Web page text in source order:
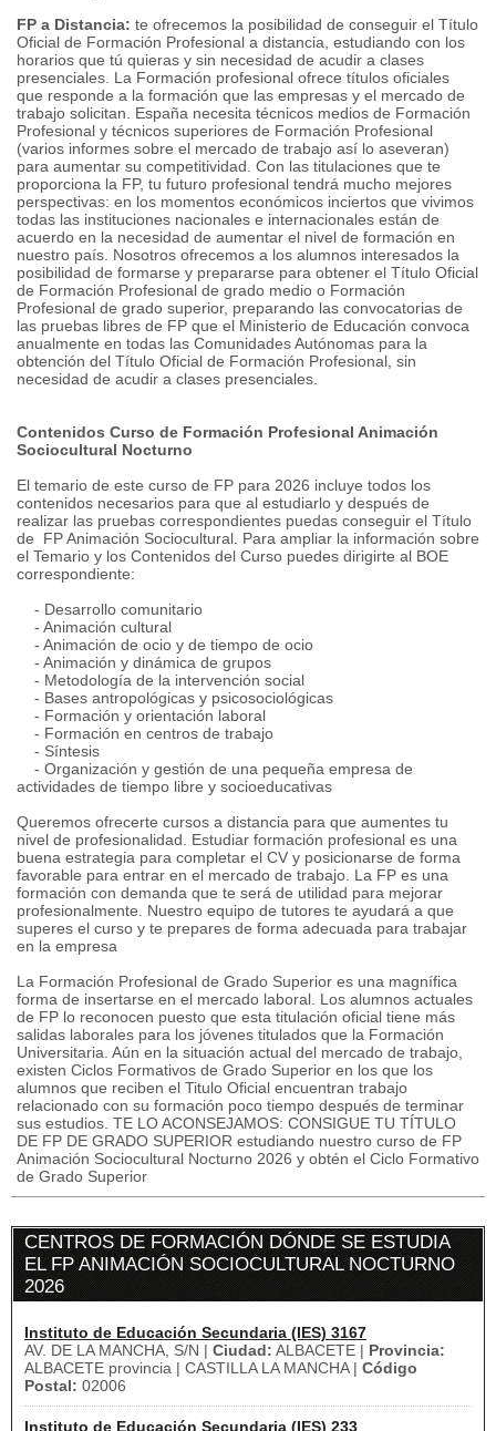
FP a Distancia: te ofrecemos la posibilidad de conseguir el Título
Oficial de Formación Profesional a distancia, estudiando con los
horarios que tú quieras y sin necesidad de acudir a clases
presenciales. La Formación profesional ofrece títulos oficiales
que responde a la formación que las empresas y el mercado de
trabajo solicitan. España necesita técnicos medios de Formación
Profesional y técnicos superiores de Formación Profesional
(varios informes sobre el mercado de trabajo así lo aseveran)
para aumentar su competitividad. Con las titulaciones que te
proporciona la FP, tu futuro profesional tendrá mucho mejores
perspectivas: en los momentos económicos inciertos que vivimos
todas las instituciones nacionales e internacionales están de
acuerdo en la necesidad de aumentar el nivel de formación en
nuestro país. Nosotros ofrecemos a los alumnos interesados la
posibilidad de formarse y prepararse para obtener el Título Oficial
de Formación Profesional de grado medio o Formación
Profesional de grado superior, preparando las convocatorias de
las pruebas libres de FP que el Ministerio de Educación convoca
anualmente en todas las Comunidades Autónomas para la
obtención del Título Oficial de Formación Profesional, sin
necesidad de acudir a clases presenciales.
Contenidos Curso de Formación Profesional Animación
Sociocultural Nocturno
El temario de este curso de FP para 2026 incluye todos los
contenidos necesarios para que al estudiarlo y después de
realizar las pruebas correspondientes puedas conseguir el Título
de FP Animación Sociocultural. Para ampliar la información sobre
el Temario y los Contenidos del Curso puedes dirigirte al BOE
correspondiente:
- Desarrollo comunitario
- Animación cultural
- Animación de ocio y de tiempo de ocio
- Animación y dinámica de grupos
- Metodología de la intervención social
- Bases antropológicas y psicosociológicas
- Formación y orientación laboral
- Formación en centros de trabajo
- Síntesis
- Organización y gestión de una pequeña empresa de
actividades de tiempo libre y socioeducativas
Queremos ofrecerte cursos a distancia para que aumentes tu
nivel de profesionalidad. Estudiar formación profesional es una
buena estrategia para completar el CV y posicionarse de forma
favorable para entrar en el mercado de trabajo. La FP es una
formación con demanda que te será de utilidad para mejorar
profesionalmente. Nuestro equipo de tutores te ayudará a que
superes el curso y te prepares de forma adecuada para trabajar
en la empresa
La Formación Profesional de Grado Superior es una magnífica
forma de insertarse en el mercado laboral. Los alumnos actuales
de FP lo reconocen puesto que esta titulación oficial tiene más
salidas laborales para los jóvenes titulados que la Formación
Universitaria. Aún en la situación actual del mercado de trabajo,
existen Ciclos Formativos de Grado Superior en los que los
alumnos que reciben el Titulo Oficial encuentran trabajo
relacionado con su formación poco tiempo después de terminar
sus estudios. TE LO ACONSEJAMOS: CONSIGUE TU TÍTULO
DE FP DE GRADO SUPERIOR estudiando nuestro curso de FP
Animación Sociocultural Nocturno 2026 y obtén el Ciclo Formativo
de Grado Superior
CENTROS DE FORMACIÓN DÓNDE SE ESTUDIA
EL FP ANIMACIÓN SOCIOCULTURAL NOCTURNO
2026
Instituto de Educación Secundaria (IES) 3167
AV. DE LA MANCHA, S/N | Ciudad: ALBACETE | Provincia:
ALBACETE provincia | CASTILLA LA MANCHA | Código
Postal: 02006
Instituto de Educación Secundaria (IES) 233